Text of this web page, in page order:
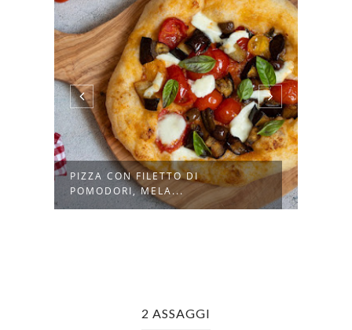
PIZZA CON FILETTO DI
POMODORI, MELA...
2 ASSAGGI